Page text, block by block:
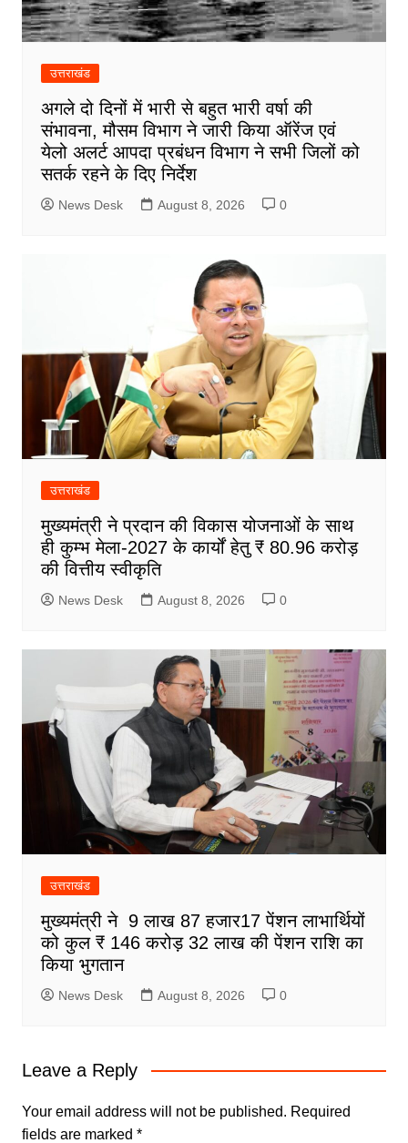
उत्तराखंड
अगले दो दिनों में भारी से बहुत भारी वर्षा की
संभावना, मौसम विभाग ने जारी किया ऑरेंज एवं
येलो अलर्ट आपदा प्रबंधन विभाग ने सभी जिलों को
सतर्क रहने के दिए निर्देश
News Desk August 8, 2026 0
उत्तराखंड
मुख्यमंत्री ने प्रदान की विकास योजनाओं के साथ
ही कुम्भ मेला-2027 के कार्यों हेतु ₹ 80.96 करोड़
की वित्तीय स्वीकृति
News Desk August 8, 2026 0
उत्तराखंड
मुख्यमंत्री ने 9 लाख 87 हजार17 पेंशन लाभार्थियों
को कुल ₹ 146 करोड़ 32 लाख की पेंशन राशि का
किया भुगतान
News Desk August 8, 2026 0
Leave a Reply
Your email address will not be published. Required
fields are marked *